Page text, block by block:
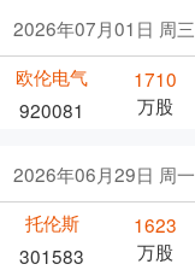
2026年07月01日 周三
欧伦电气
920081
1710
万股
2026年06月29日 周一
托伦斯
301583
1623
万股